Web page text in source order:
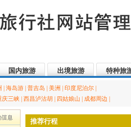
国内旅游 出境旅游 特种旅
海岛游 普吉岛 美洲 印度尼泊尔
庆三峡 西昌泸沽胡 四姑娘山 成都周边
推荐行程